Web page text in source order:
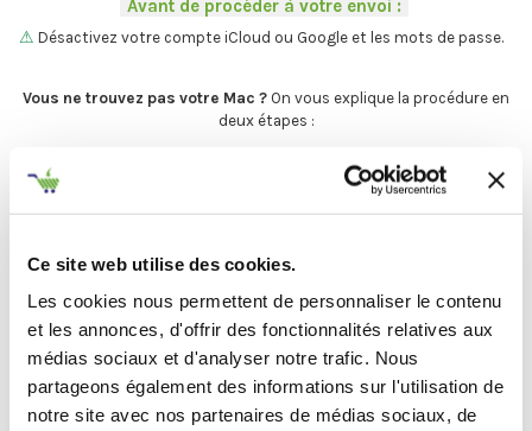
Ce site web utilise des cookies.
Les cookies nous permettent de personnaliser le contenu
et les annonces, d'offrir des fonctionnalités relatives aux
médias sociaux et d'analyser notre trafic. Nous
partageons également des informations sur l'utilisation de
notre site avec nos partenaires de médias sociaux, de
Avant de procéder à votre envoi :
⚠ Désactivez votre compte iCloud ou Google et les mots de passe.
Vous ne trouvez pas votre Mac ? On vous explique la procédure en
deux étapes :
Et maintenant... ♫
Définir l'état de votre produit
-Avant de procéder à votre envoi :-